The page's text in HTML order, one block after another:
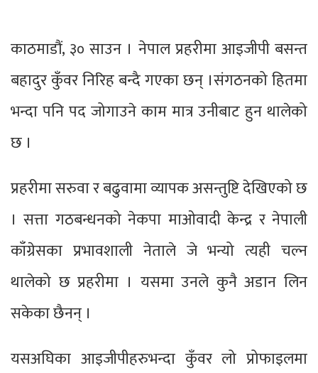
काठमाडौं, ३० साउन । नेपाल प्रहरीमा आइजीपी बसन्त
बहादुर कुँवर निरिह बन्दै गएका छन् ।संगठनको हितमा
भन्दा पनि पद जोगाउने काम मात्र उनीबाट हुन थालेको
छ ।
प्रहरीमा सरुवा र बढुवामा व्यापक असन्तुष्टि देखिएको छ
। सत्ता गठबन्धनको नेकपा माओवादी केन्द्र र नेपाली
काँग्रेसका प्रभावशाली नेताले जे भन्यो त्यही चल्न
थालेको छ प्रहरीमा । यसमा उनले कुनै अडान लिन
सकेका छैनन् ।
यसअघिका आइजीपीहरुभन्दा कुँवर लो प्रोफाइलमा